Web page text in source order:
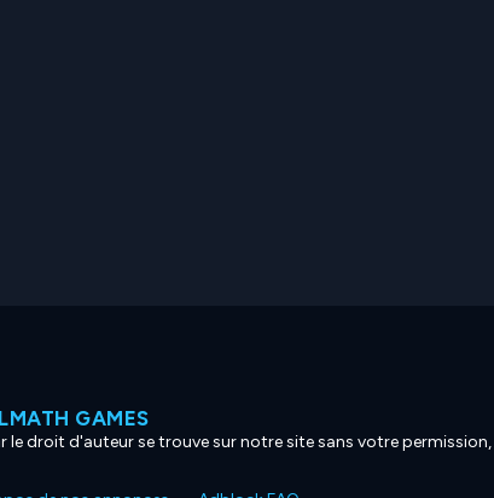
GAMES
droit d'auteur se trouve sur notre site sans votre permission,